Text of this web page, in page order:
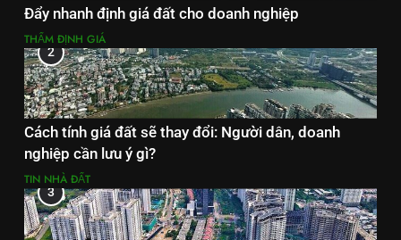
Đẩy nhanh định giá đất cho doanh nghiệp
THẨM ĐỊNH GIÁ
2
Cách tính giá đất sẽ thay đổi: Người dân, doanh
nghiệp cần lưu ý gì?
TIN NHÀ ĐẤT
3